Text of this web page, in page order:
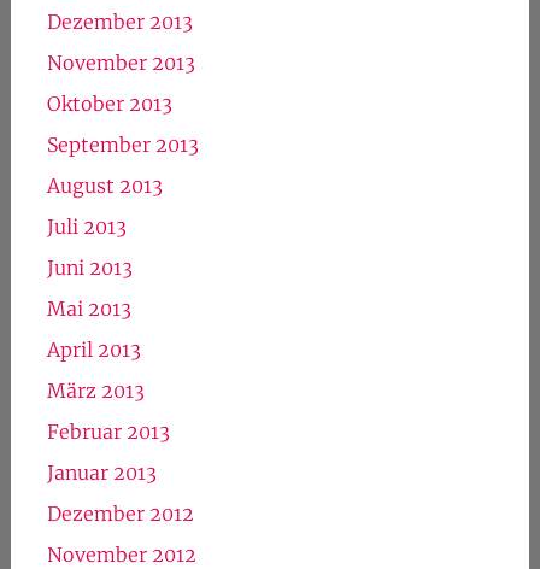
Dezember 2013
November 2013
Oktober 2013
September 2013
August 2013
Juli 2013
Juni 2013
Mai 2013
April 2013
März 2013
Februar 2013
Januar 2013
Dezember 2012
November 2012